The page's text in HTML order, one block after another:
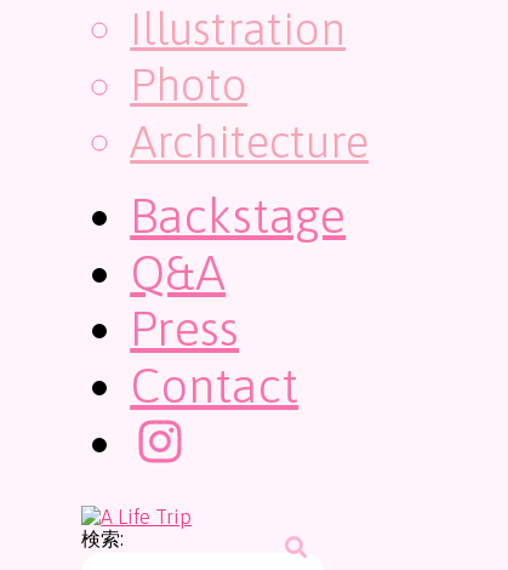
Illustration
Photo
Architecture
Backstage
Q&A
Press
Contact
検索: